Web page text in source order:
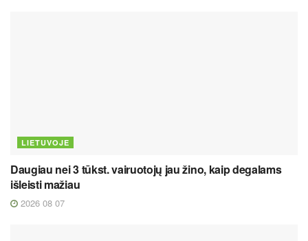
LIETUVOJE
Daugiau nei 3 tūkst. vairuotojų jau žino, kaip degalams
išleisti mažiau
2026 08 07